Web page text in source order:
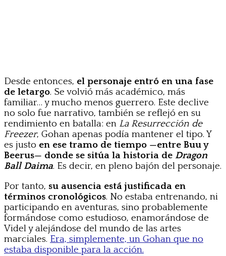
Desde entonces, el personaje entró en una fase
de letargo. Se volvió más académico, más
familiar… y mucho menos guerrero. Este declive
no solo fue narrativo, también se reflejó en su
rendimiento en batalla: en La Resurrección de
Freezer, Gohan apenas podía mantener el tipo. Y
es justo en ese tramo de tiempo —entre Buu y
Beerus— donde se sitúa la historia de Dragon
Ball Daima. Es decir, en pleno bajón del personaje.
Por tanto, su ausencia está justificada en
términos cronológicos. No estaba entrenando, ni
participando en aventuras, sino probablemente
formándose como estudioso, enamorándose de
Videl y alejándose del mundo de las artes
marciales. Era, simplemente, un Gohan que no
estaba disponible para la acción.